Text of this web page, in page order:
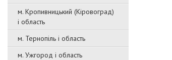
м. Кропивницький (Кіровоград)
і область
м. Тернопіль і область
м. Ужгород і область